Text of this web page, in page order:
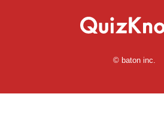
© baton inc.